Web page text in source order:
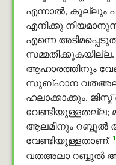
എന്നാല്‍, കുല്ലും
എനിക്കു
എന്നെ
സമ്മതിക്കുകയില്ല.
ആഹാരത്തിനും
സുബ്ഹാന വതഅലാ
ഹലാക്കാക്കും.
വേണ്ടിയുള്ളതല്ല;
ആലമീനും റബ്ബുൽ
വേണ്ടിയുള്ളതാണ്.
വതഅലാ റബ്ബുൽ